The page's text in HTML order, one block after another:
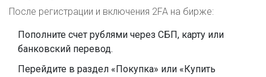
После регистрации и включения 2FA на бирже:
Пополните счет рублями через СБП, карту или
банковский перевод.
Перейдите в раздел «Покупка» или «Купить